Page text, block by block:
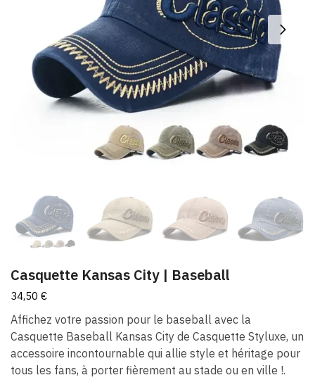
Casquette Kansas City | Baseball
34,50 €
Affichez votre passion pour le baseball avec la
Casquette Baseball Kansas City de Casquette Styluxe, un
accessoire incontournable qui allie style et héritage pour
tous les fans, à porter fièrement au stade ou en ville !.